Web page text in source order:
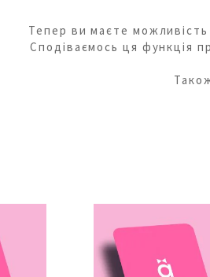
Тепер ви маєте
Сподіваємось ця функція